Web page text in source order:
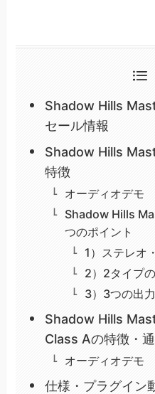
Shadow Hills
セール情報
Shadow Hills
特徴
オーディオデモ
Shadow Hills
つのポイント
1）ステレオ
2）2タイプ
3）3つの出
Shadow Hills
Class Aの特徴・
オーディオデモ
仕様・プラグイン